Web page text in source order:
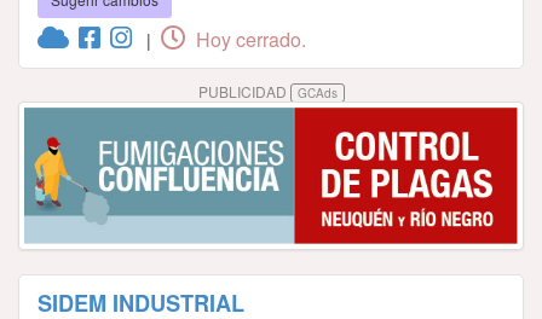
| Hoy cerrado.
PUBLICIDAD GCAds
SIDEM INDUSTRIAL